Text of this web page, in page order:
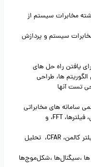
مخابرات سیستم از
با مخابرات سیستم و پردازش
یافتن راه حل های
ها، طراحی
تست آنها
سامانه های مخابراتی
تسلط به مفاهیم پردازش سیگنال دیجیتال، فیلترها، FFT، و
آشنایی با مباحث کاهش نویز و تداخل، فیلتر کالمن، CFAR، تحلیل
،سیگنال‌ها ،شکل‌موج‌ها